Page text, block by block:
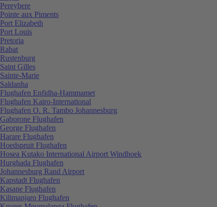
Pereybere
Pointe aux Piments
Port Elizabeth
Port Louis
Pretoria
Rabat
Rustenburg
Saint Gilles
Sainte-Marie
Saldanha
Flughafen Enfidha-Hammamet
Flughafen Kairo-International
Flughafen O. R. Tambo Johannesburg
Gaborone Flughafen
George Flughafen
Harare Flughafen
Hoedspruit Flughafen
Hosea Kutako International Airport Windhoek
Hurghada Flughafen
Johannesburg Rand Airport
Kapstadt Flughafen
Kasane Flughafen
Kilimanjaro Flughafen